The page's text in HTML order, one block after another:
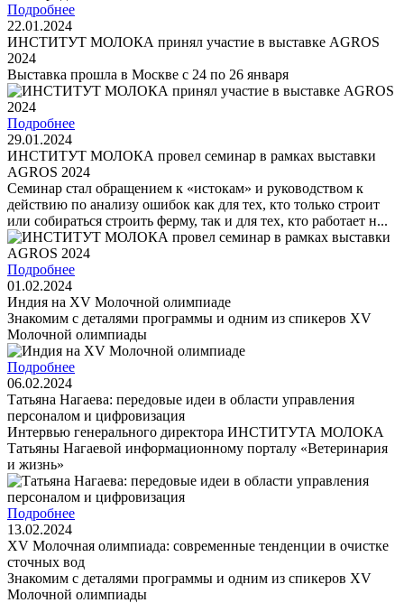
Подробнее
22.01.2024
ИНСТИТУТ МОЛОКА принял участие в выставке AGROS
2024
Выставка прошла в Москве с 24 по 26 января
Подробнее
29.01.2024
ИНСТИТУТ МОЛОКА провел семинар в рамках выставки
AGROS 2024
Семинар стал обращением к «истокам» и руководством к
действию по анализу ошибок как для тех, кто только строит
или собираться строить ферму, так и для тех, кто работает н...
Подробнее
01.02.2024
Индия на XV Молочной олимпиаде
Знакомим с деталями программы и одним из спикеров XV
Молочной олимпиады
Подробнее
06.02.2024
Татьяна Нагаева: передовые идеи в области управления
персоналом и цифровизация
Интервью генерального директора ИНСТИТУТА МОЛОКА
Татьяны Нагаевой информационному порталу «Ветеринария
и жизнь»
Подробнее
13.02.2024
XV Молочная олимпиада: современные тенденции в очистке
сточных вод
Знакомим с деталями программы и одним из спикеров XV
Молочной олимпиады